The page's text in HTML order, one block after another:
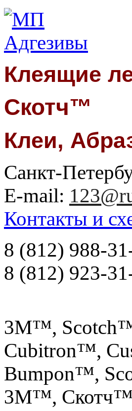
Клеящие
Скотч™
Клеи,
Санкт-
E-mail:
Контакты и
8 (812) 988-
8 (812) 923-
3M™,
Cubitron™,
Bumpon™,
3М™,